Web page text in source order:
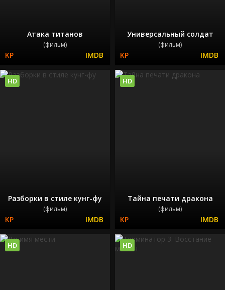
Атака титанов
(фильм)
Универсальный солдат
(фильм)
Разборки в стиле кунг-фу
(фильм)
HD
Тайна печати дракона
(фильм)
HD
HD HD